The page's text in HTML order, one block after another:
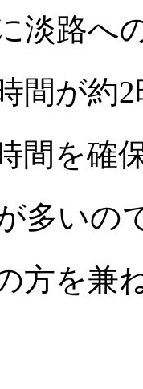
淡路へ
間が約
間を確
多いの
方を兼